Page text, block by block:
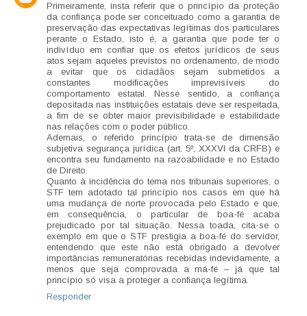
Primeiramente, insta referir que o princípio da proteção
da confiança pode ser conceituado como a garantia de
preservação das expectativas legítimas dos particulares
perante o Estado, isto é, a garantia que pode ter o
indivíduo em confiar que os efeitos jurídicos de seus
atos sejam aqueles previstos no ordenamento, de modo
a evitar que os cidadãos sejam submetidos a
constantes modificações imprevisíveis do
comportamento estatal. Nesse sentido, a confiança
depositada nas instituições estatais deve ser respeitada,
a fim de se obter maior previsibilidade e estabilidade
nas relações com o poder público.
Ademais, o referido princípio trata-se de dimensão
subjetiva segurança jurídica (art. 5º, XXXVI da CRFB) e
encontra seu fundamento na razoabilidade e no Estado
de Direito.
Quanto à incidência do tema nos tribunais superiores, o
STF tem adotado tal princípio nos casos em que há
uma mudança de norte provocada pelo Estado e que,
em consequência, o particular de boa-fé acaba
prejudicado por tal situação. Nessa toada, cita-se o
exemplo em que o STF prestigia a boa-fé do servidor,
entendendo que este não está obrigado a devolver
importâncias remuneratórias recebidas indevidamente, a
menos que seja comprovada a má-fé – já que tal
princípio só visa a proteger a confiança legítima.
Responder